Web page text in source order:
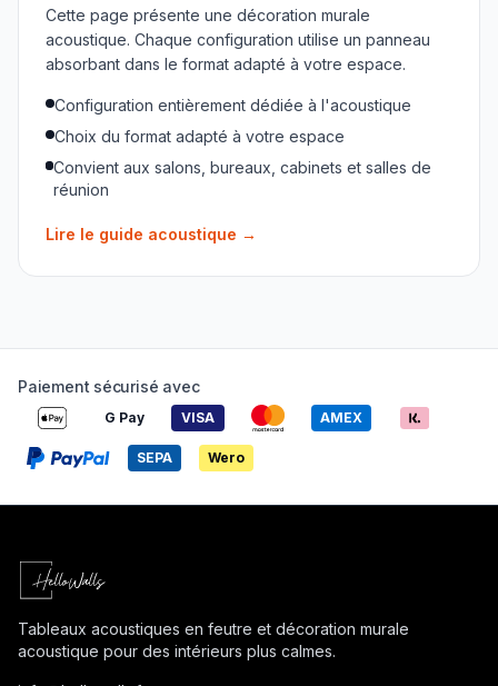
Cette page présente une décoration murale
acoustique. Chaque configuration utilise un panneau
absorbant dans le format adapté à votre espace.
Configuration entièrement dédiée à l'acoustique
Choix du format adapté à votre espace
Convient aux salons, bureaux, cabinets et salles de
réunion
Lire le guide acoustique →
Paiement sécurisé avec
G Pay VISA AMEX
SEPA Wero
Tableaux acoustiques en feutre et décoration murale
acoustique pour des intérieurs plus calmes.